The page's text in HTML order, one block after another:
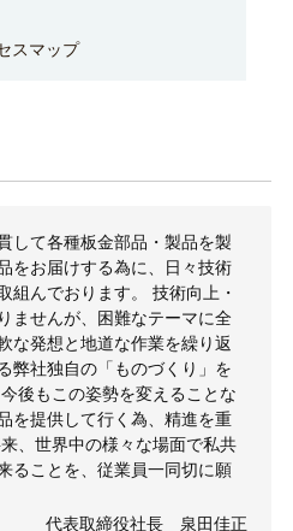
スマップ
して各種板金部品・製品を製
をお届けする為に、日々技術
組んでおります。 技術向上・
ませんが、困難なテーマに全
な発想と地道な作業を繰り返
弊社独自の「ものづくり」を
後もこの姿勢を変えることな
を提供して行く為、精進を重
、世界中の様々な場面で私共
ることを、従業員一同切に願
代表取締役社長 泉田佳正